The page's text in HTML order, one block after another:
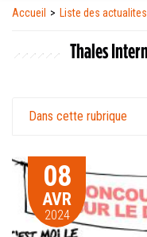
Accueil Liste des actualites
Thales
Dans cette rubrique
08
AVR
2024